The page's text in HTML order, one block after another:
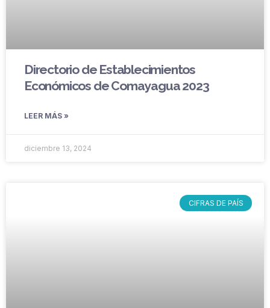
Directorio de Establecimientos
Económicos de Comayagua 2023
LEER MÁS »
diciembre 13, 2024
CIFRAS DE PAÍS